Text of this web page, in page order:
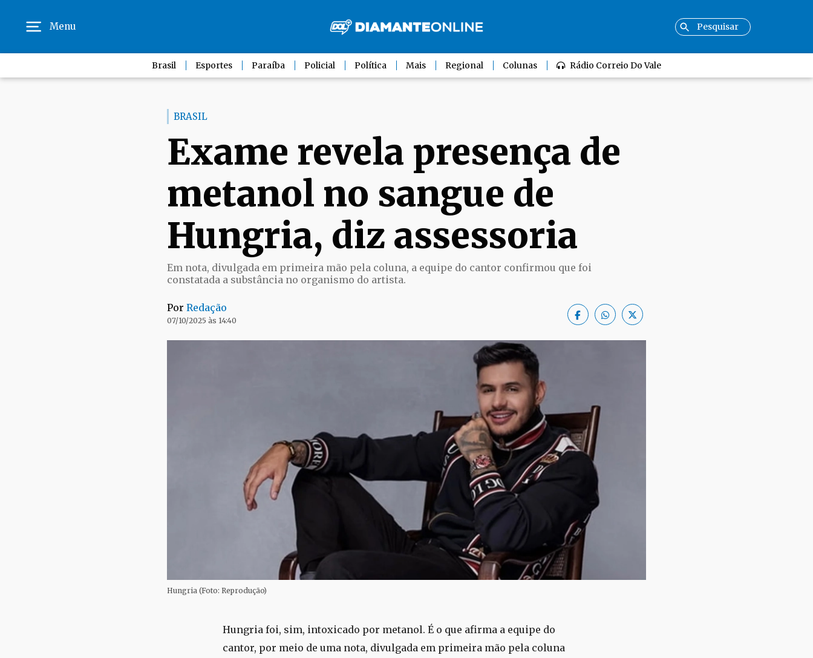
Menu
Brasil Esportes Paraíba Policial Política Mais Regional Colunas Rádio Correio Do Vale
BRASIL
Exame revela presença de
metanol no sangue de
Hungria, diz assessoria
Em nota, divulgada em primeira mão pela coluna, a equipe do cantor confirmou que foi
constatada a substância no organismo do artista.
Por Redação
07/10/2025 às 14:40
Hungria (Foto: Reprodução)
Hungria foi, sim, intoxicado por metanol. É o que afirma a equipe do
cantor, por meio de uma nota, divulgada em primeira mão pela coluna